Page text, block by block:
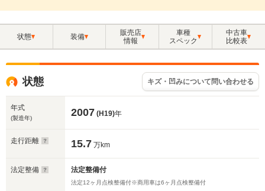
状態 装備
販売店
情報
車種
スペック
中古車
比較表
状態 キズ・凹みについて問い合わせる
年式
(製造年) 2007 (H19)年
走行距離 15.7 万km
法定整備 法定整備付
法定12ヶ月点検整備付※商用車は6ヶ月点検整備付